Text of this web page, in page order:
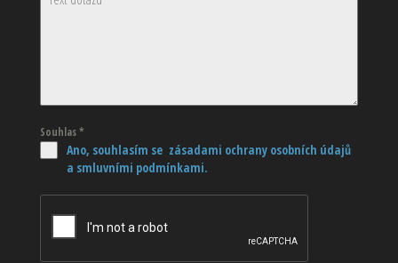
Souhlas*
Ano, souhlasím se zásadami ochrany osobních údajů
a smluvními podmínkami.